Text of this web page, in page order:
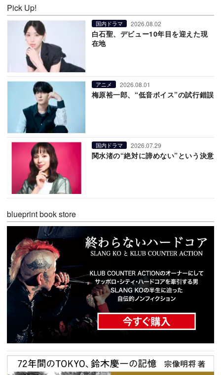
Pick Up!
国内ドラマ 2026.08.02
白石聖、デビュー10年目を迎えた現
在地
アニメ 2026.08.01
梅原裕一郎、“低音ボイス”の試行錯誤
国内ドラマ 2026.07.29
関水渚の“絶対に諦めない”という決意
blueprint book store